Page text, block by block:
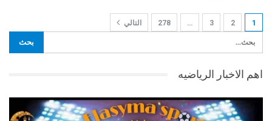
1
2
3
…
278 التالي
اهم الاخبار الرياضيه